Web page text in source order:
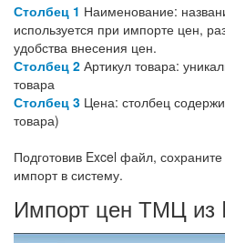
Столбец 1 Наименование:
используется при импорте цен,
удобства внесения цен.
Столбец 2 Артикул товара:
товара
Столбец 3 Цена: столбец
товара)
Подготовив Excel файл,
импорт в систему.
Импорт цен ТМЦ из